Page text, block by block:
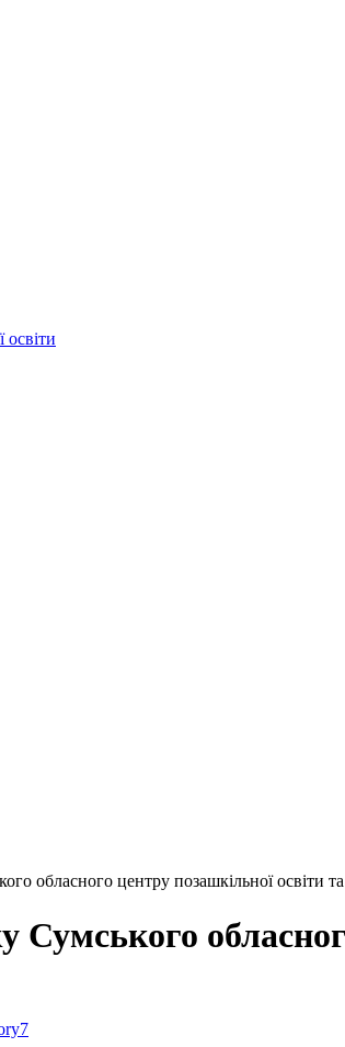
освіти
обласного центру позашкільної
Сумського